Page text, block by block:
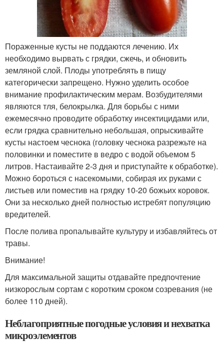
Пораженные кусты не поддаются лечению. Их
необходимо вырвать с грядки, сжечь, и обновить
земляной слой. Плоды употреблять в пищу
категорически запрещено. Нужно уделить особое
внимание профилактическим мерам. Возбудителями
являются тля, белокрылка. Для борьбы с ними
ежемесячно проводите обработку инсектицидами или,
если грядка сравнительно небольшая, опрыскивайте
кусты настоем чеснока (головку чеснока разрежьте на
половинки и поместите в ведро с водой объемом 5
литров. Настаивайте 2-3 дня и приступайте к обработке).
Можно бороться с насекомыми, собирая их руками с
листьев или поместив на грядку 10-20 божьих коровок.
Они за несколько дней полностью истребят популяцию
вредителей.
После полива пропалывайте культуру и избавляйтесь от
травы.
Внимание!
Для максимальной защиты отдавайте предпочтение
низкорослым сортам с коротким сроком созревания (не
более 110 дней).
Неблагоприятные погодные условия и нехватка
микроэлементов